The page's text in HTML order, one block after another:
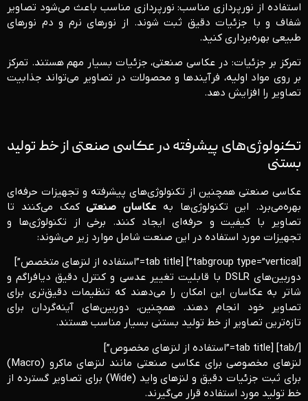
استفاده از نورپردازی مناسب: نورپردازی مناسب باعث می‌شود تصاویر
شفاف و با جزئیات دقیق ثبت شوند. از نورهای نرم و دم نورهای
طبیعی بهره‌برداری کنید.
تمرکز بر جزئیات: در عکاسی صنعتی، جزئیات بسیار مهم هستند. تمرکز
بر روی مواد اولیه، فرآیندها و محصولات در تصاویر می‌تواند جذابیت
تصاویر را افزایش دهد.
تکنولوژی‌های پیشرفته در عکاسی صنعتی از خط تولید
بستنی
عکاسی صنعتی همچنین از تکنولوژی‌های پیشرفته و تجهیزات حرفه‌ای
بهره‌می‌برد. این تکنولوژی‌ها به عکاسان صنعتیکمک می‌کنند تا
تصاویر با کیفیت و حرفه‌ای ایجاد کنند. برخی از تکنولوژی‌ها و
تجهیزات مورد استفاده در این صنعت شامل موارد زیر می‌شوند:
[tabgroup type=”vertical”] [tab title=”استفاده از لنز‌های متخصص”]
دوربین‌های DSLR با قابلیت تغییر عدسی و کنترل دقیق دیافراگم و
شاتر به عکاسان این امکان را می‌دهند که تنظیمات دقیق‌تری برای
تصاویر خود انجام دهند. همچنین، دوربین‌های آینه‌گردان برای
تازه‌ترین تصاویر از خط تولید بستنی بسیار مناسب هستند.
[/tab] [tab title=”استفاده از لنز‌های مخصوص”]
لنز‌های مخصوصی برای عکاسی صنعتی مانند لنز‌های ماکرو (Macro)
برای ثبت جزئیات دقیق و لنز‌های واید (Wide) برای تصاویر گسترده از
خط تولید مورد استفاده قرار می‌گیرند.